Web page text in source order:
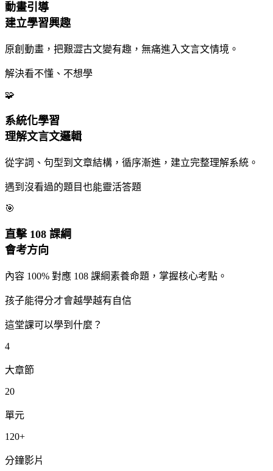
動畫引導
建立學習興趣
原創動畫，把艱澀古文變有趣，無痛進入文言文情境。
解決看不懂、不想學
🧩
系統化學習
理解文言文邏輯
從字詞、句型到文章結構，循序漸進，建立完整理解系統。
遇到沒看過的題目也能靈活答題
🎯
直擊 108 課綱
會考方向
內容 100% 對應 108 課綱素養命題，掌握核心考點。
孩子能得分才會越學越有自信
這堂課可以學到什麼？
4
大章節
20
單元
120+
分鐘影片